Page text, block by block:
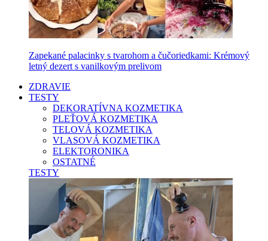
Zapekané palacinky s tvarohom a čučoriedkami: Krémový
letný dezert s vanilkovým prelivom
ZDRAVIE
TESTY
DEKORATÍVNA KOZMETIKA
PLEŤOVÁ KOZMETIKA
TELOVÁ KOZMETIKA
VLASOVÁ KOZMETIKA
ELEKTORONIKA
OSTATNÉ
TESTY